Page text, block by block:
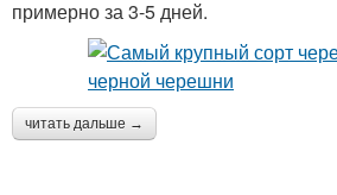
примерно за 3-5 дней.
читать дальше →